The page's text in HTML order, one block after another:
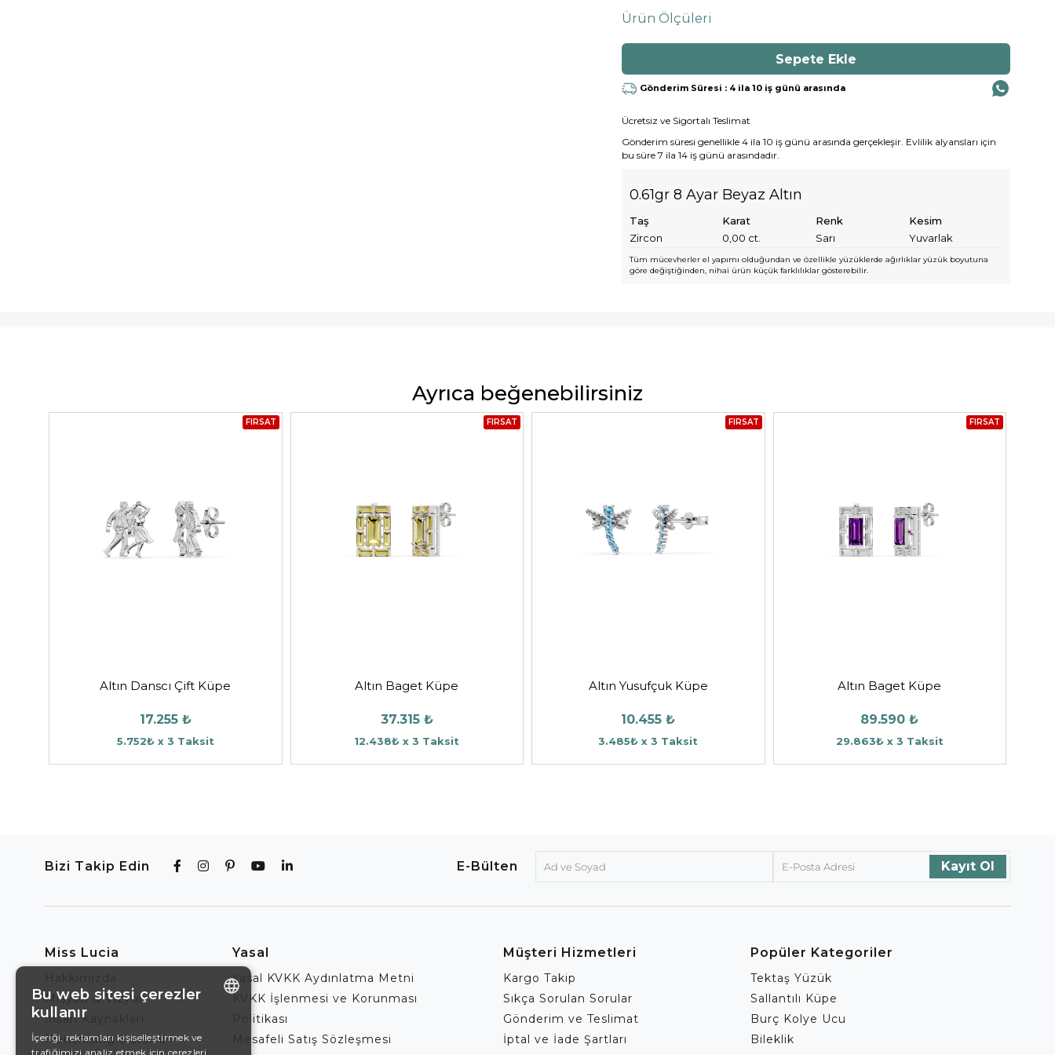
Ürün Ölçüleri
Gönderim Süresi : 4 ila 10 iş günü arasında
Ücretsiz ve Sigortalı Teslimat
Gönderim süresi genellikle 4 ila 10 iş günü arasında gerçekleşir. Evlilik alyansları için
bu süre 7 ila 14 iş günü arasındadır.
0.61gr 8 Ayar Beyaz Altın
Taş Karat Renk
Kesim
Zircon
0,00 ct. Sarı Yuvarlak
Tüm mücevherler el yapımı olduğundan ve özellikle yüzüklerde ağırlıklar yüzük boyutuna
göre değiştiğinden, nihai ürün küçük farklılıklar gösterebilir.
Ayrıca beğenebilirsiniz
FIRSAT
Altın Danscı Çift Küpe
17.255 ₺
5.752₺ x 3 Taksit
FIRSAT
Altın Baget Küpe
37.315 ₺
12.438₺ x 3 Taksit
FIRSAT
Altın Yusufçuk Küpe
10.455 ₺
3.485₺ x 3 Taksit
FIRSAT
Altın Baget Küpe
89.590 ₺
29.863₺ x 3 Taksit
Bizi Takip Edin E-Bülten
Miss Lucia
Misyon & Vizyon
İnsan Kaynakları
Franchising Sistemi
Yasal
Yasal KVKK Aydınlatma Metni
KVKK İşlenmesi ve Korunması
Politikası
Mesafeli Satış Sözleşmesi
Müşteri Hizmetleri
Kargo Takip
Sıkça Sorulan Sorular
Gönderim ve Teslimat
İptal ve İade Şartları
Popüler Kategoriler
Tektaş Yüzük
Sallantılı Küpe
Burç Kolye Ucu
Bileklik
Bu web sitesi çerezler
kullanır
İçeriği, reklamları kişiselleştirmek ve
trafiğimizi analiz etmek için çerezleri